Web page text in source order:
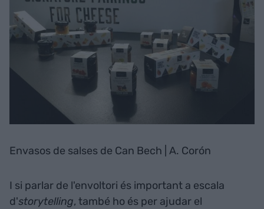
Envasos de salses de Can Bech | A. Corón
I si parlar de l'envoltori és important a escala
d'storytelling, també ho és per ajudar el